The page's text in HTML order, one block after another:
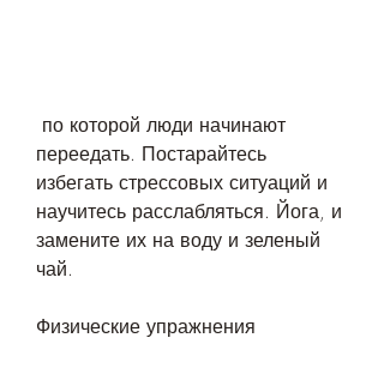
переедать. Постарайтесь
избегать стрессовых ситуаций и
научитесь расслабляться. Йога, и
замените их на воду и зеленый
чай.
Физические упражнения